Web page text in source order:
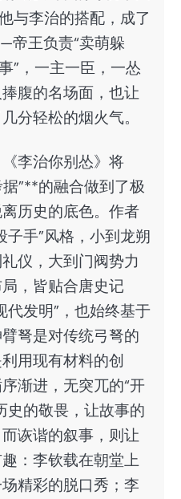
与李治的搭配，成了
帝王负责“卖萌躲
”，一主一臣，一怂
腹的名场面，也让
分轻松的烟火气。
李治你别怂》将
”**的融合做到了极
历史的底色。作者
子手”风格，小到龙朔
仪，大到门阀势力
，皆贴合唐史记
代发明”，也始终基于
弩是对传统弓弩的
用现有材料的创
渐进，无突兀的“开
史的敬畏，让故事的
诙谐的叙事，则让
：李钦载在朝堂上
精彩的脱口秀；李